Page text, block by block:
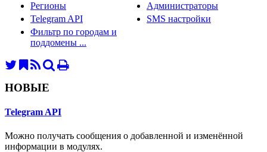
Регионы
Администраторы
Telegram API
SMS настройки
Фильтр по городам и
поддомены ...
НОВЫЕ
Telegram API
Можно получать сообщения о добавленной и изменённой
информации в модулях.